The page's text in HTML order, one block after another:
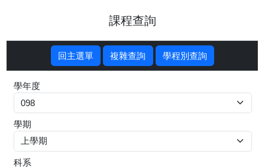
課程查詢
回主選單 複雜查詢 學程別查詢
學年度
學期
科系